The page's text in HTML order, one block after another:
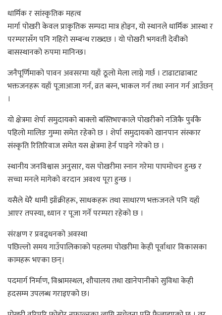
धार्मिक र सांस्कृतिक महत्व
मार्गा पोखरी केवल प्राकृतिक सम्पदा मात्र होइन, यो स्थानले धार्मिक आस्था र
परम्परासँग पनि गहिरो सम्बन्ध राख्दछ । यो पोखरी भगवती देवीको
बासस्थानको रुपमा मानिन्छ।
जनैपूर्णिमाको पावन अवसरमा यहाँ ठूलो मेला लाग्ने गर्छ । टाढाटाढाबाट
भक्तजनहरू यहाँ पूजाआजा गर्न, व्रत बस्न, भाकल गर्न तथा स्नान गर्न आउँछन्
।
यो क्षेत्रमा शेर्पा समुदायको बाक्लो बस्तिभएकाले पोखरीको नजिकै पुर्वकै
पहिलो मालिङ गुम्मा समेत रहेको छ । शेर्पा समुदायको खानपान संस्कार
संस्कृति रितिरिवाज समेत यस क्षेत्रमा हेर्न पाइने गरेको छ ।
स्थानीय जनविश्वास अनुसार, यस पोखरीमा स्नान गरेमा पापमोचन हुन्छ र
सच्चा मनले मागेको वरदान अवश्य पूरा हुन्छ ।
यसैले धेरै धामी झाँक्रीहरू, साधकहरू तथा साधारण भक्तजनले पनि यहाँ
आएर तपस्या, ध्यान र पूजा गर्ने परम्परा रहेको छ ।
संरक्षण र प्रवद्र्धनको अवस्था
पछिल्लो समय गाउँपालिकाको पहलमा पोखरीमा केही पूर्वाधार विकासका
कामहरू भएका छन्।
पदमार्ग निर्माण, विश्रामस्थल, शौचालय तथा खानेपानीको सुविधा केही
हदसम्म उपलब्ध गराइएको छ।